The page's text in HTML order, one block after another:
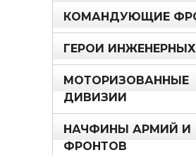
КОМАНДУЮЩИЕ
ГЕРОИ
МОТОРИЗОВАННЫЕ
ДИВИЗИИ
НАЧФИНЫ АРМИЙ И
ФРОНТОВ